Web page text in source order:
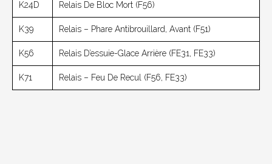
K24D Relais De Bloc Mort (F56)
K39 Relais – Phare Antibrouillard, Avant (F51)
K56 Relais D’essuie-Glace Arrière (FE31, FE33)
K71 Relais – Feu De Recul (F56, FE33)